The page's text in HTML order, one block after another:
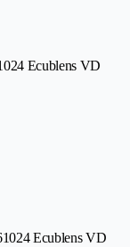
Ecublens VD
1024 Ecublens VD